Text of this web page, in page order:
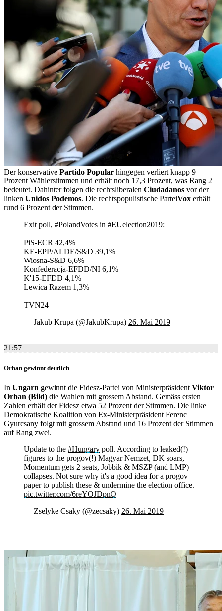
Der konservative Partido Popular hingegen verliert knapp 9
Prozent Wählerstimmen und erhält noch 17,3 Prozent, was Rang 2
bedeutet. Dahinter folgen die rechtsliberalen Ciudadanos vor der
linken Unidos Podemos. Die rechtspopulistische ParteiVox erhält
rund 6 Prozent der Stimmen.
Exit poll, #PolandVotes in #EUelection2019:
PiS-ECR 42,4%
KE-EPP/ALDE/S&D 39,1%
Wiosna-S&D 6,6%
Konfederacja-EFDD/NI 6,1%
K'15-EFDD 4,1%
Lewica Razem 1,3%
TVN24
— Jakub Krupa (@JakubKrupa) 26. Mai 2019
21:57
Orban gewinnt deutlich
In Ungarn gewinnt die Fidesz-Partei von MinisterpräsidentViktor
Orban (Bild) die Wahlen mit grossem Abstand. Gemäss ersten
Zahlen erhält der Fidesz etwa 52 Prozent der Stimmen. Die linke
Demokratische Koalition von Ex-Ministerpräsident Ferenc
Gyurcsany folgt mit grossem Abstand und 16 Prozent der Stimmen
auf Rang zwei.
Update to the #Hungary poll. According to leaked(!)
figures to the progov(!) Magyar Nemzet, DK soars,
Momentum gets 2 seats, Jobbik & MSZP (and LMP)
collapses. Not sure why it's a good idea for a progov
paper to publish these & undermine the election office.
pic.twitter.com/6reYOJDpnQ
— Zselyke Csaky (@zecsaky) 26. Mai 2019